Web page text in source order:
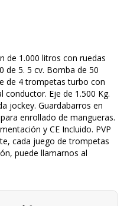
de 1.000 litros con ruedas
de 5. 5 cv. Bomba de 50
de 4 trompetas turbo con
Eje de 1.500 Kg.
jockey. Guardabarros en
enrollado de mangueras.
y CE Incluido. PVP
cada juego de trompetas
puede llamarnos al